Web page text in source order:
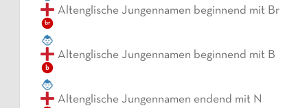
br
Altenglische Jungennamen beginnend mit Br
b
Altenglische Jungennamen beginnend mit B
Altenglische Jungennamen endend mit N